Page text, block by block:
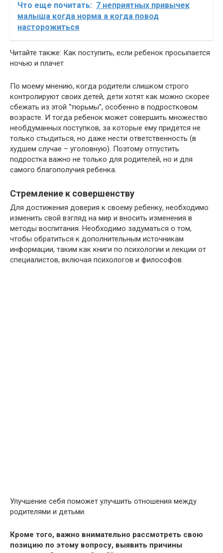
Что еще почитать: 7 неприятных привычек
малыша когда норма а когда повод
насторожиться
Читайте также: Как поступить, если ребенок просыпается
ночью и плачет
По моему мнению, когда родители слишком строго
контролируют своих детей, дети хотят как можно скорее
сбежать из этой “тюрьмы”, особенно в подростковом
возрасте. И тогда ребенок может совершить множество
необдуманных поступков, за которые ему придется не
только стыдиться, но даже нести ответственность (в
худшем случае – уголовную). Поэтому отпустить
подростка важно не только для родителей, но и для
самого благополучия ребенка.
Стремление к совершенству
Для достижения доверия к своему ребенку, необходимо
изменить свой взгляд на мир и вносить изменения в
методы воспитания. Необходимо задуматься о том,
чтобы обратиться к дополнительным источникам
информации, таким как книги по психологии и лекции от
специалистов, включая психологов и философов.
Улучшение себя поможет улучшить отношения между
родителями и детьми.
Кроме того, важно внимательно рассмотреть свою
позицию по этому вопросу, выявить причины